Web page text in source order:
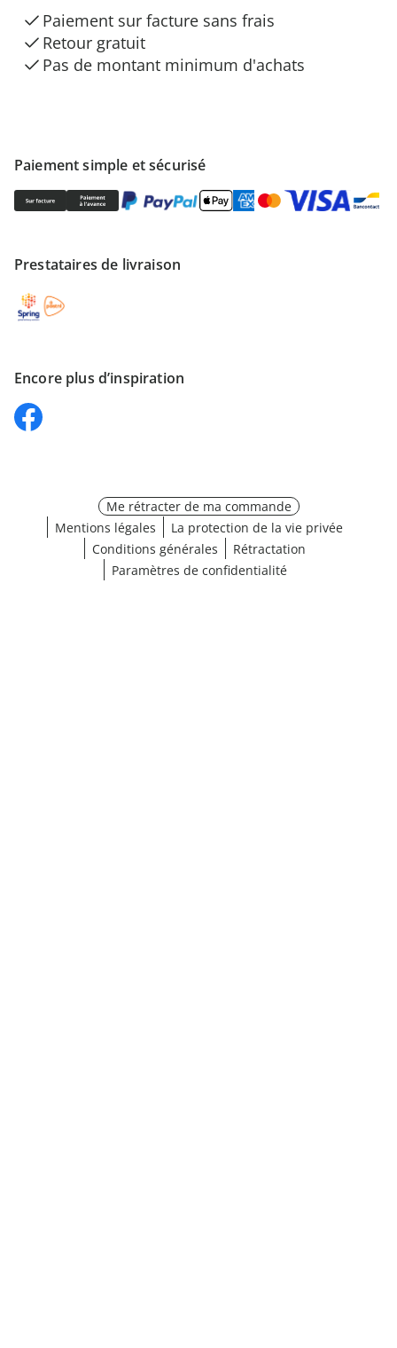
Paiement simple et sécurisé
Prestataires de livraison
Encore plus d’inspiration
Paiement sur facture sans frais
Retour gratuit
Pas de montant minimum d'achats
Me rétracter de ma commande
Mentions légales
La protection de la vie privée
Conditions générales
Rétractation
Paramètres de confidentialité